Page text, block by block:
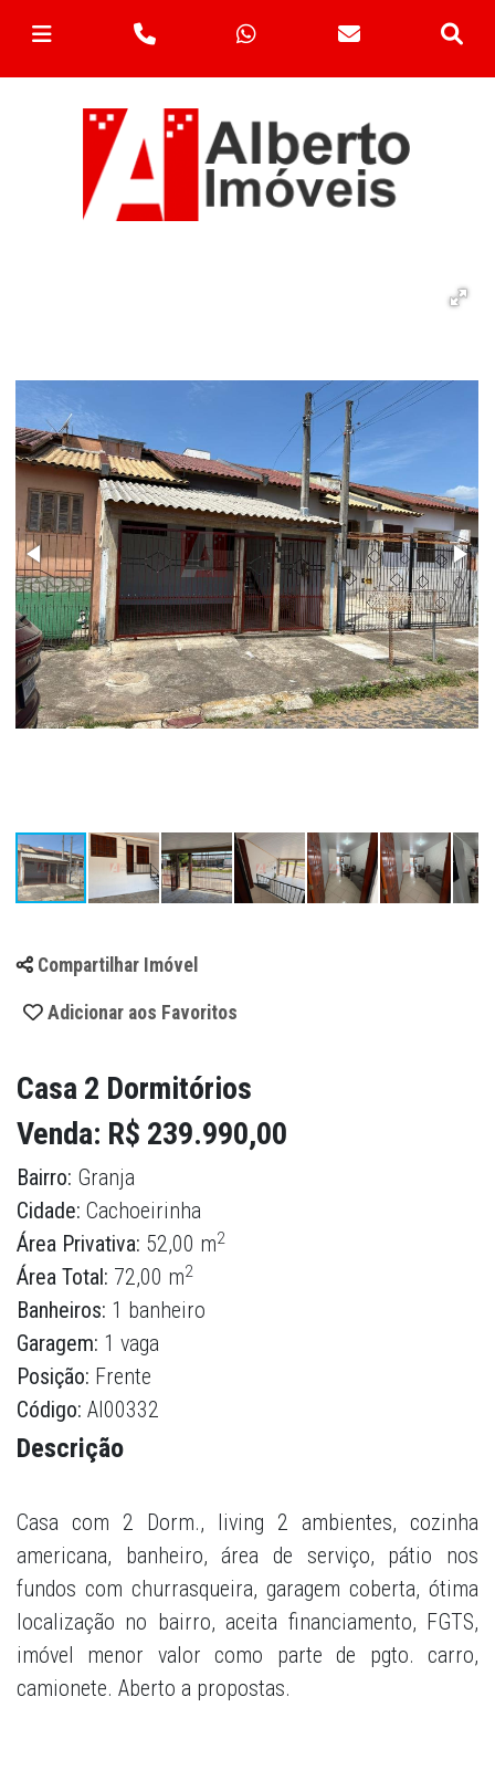
Compartilhar Imóvel
Adicionar aos Favoritos
Casa 2 Dormitórios
Venda: R$ 239.990,00
Bairro: Granja
Cidade: Cachoeirinha
Área Privativa: 52,00 m2
Área Total: 72,00 m2
Banheiros: 1 banheiro
Garagem: 1 vaga
Posição: Frente
Código: AI00332
Descrição
Casa com 2 Dorm., living 2 ambientes, cozinha
americana, banheiro, área de serviço, pátio nos
fundos com churrasqueira, garagem coberta, ótima
localização no bairro, aceita financiamento, FGTS,
imóvel menor valor como parte de pgto. carro,
camionete. Aberto a propostas.